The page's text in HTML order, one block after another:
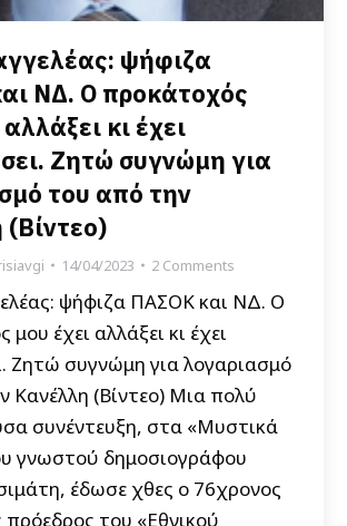
ψήφιζα
ΝΔ. Ο προκάτοχός
κι έχει
Ζητώ συγνώμη για
του από την
14/04/2023 2 Comments
ψήφιζα ΠΑΣΟΚ και ΝΔ. Ο
έχει αλλάξει κι έχει
Ζητώ συγνώμη για λογαριασμό
Κανέλλη (Βίντεο) Μια πολύ
συνέντευξη, στα «Μυστικά
γνωστού δημοσιογράφου
έδωσε χθες ο 76χρονος
πρόεδρος του «Εθνικού